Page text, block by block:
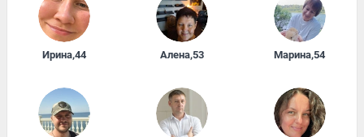
Ирина,44 Алена,53 Марина,54